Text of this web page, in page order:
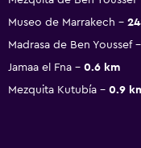
Museo de Marrakech
Madrasa de Ben Youssef
Jamaa el Fna
0.6 km
Mezquita Kutubía
0.9